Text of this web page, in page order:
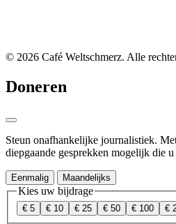
© 2026 Café Weltschmerz. Alle
Doneren
Steun onafhankelijke journalistiek.
diepgaande gesprekken mogelijk die u
Eenmalig Maandelijks
Kies uw bijdrage
€ 5 € 10 € 25 € 50 € 100 €